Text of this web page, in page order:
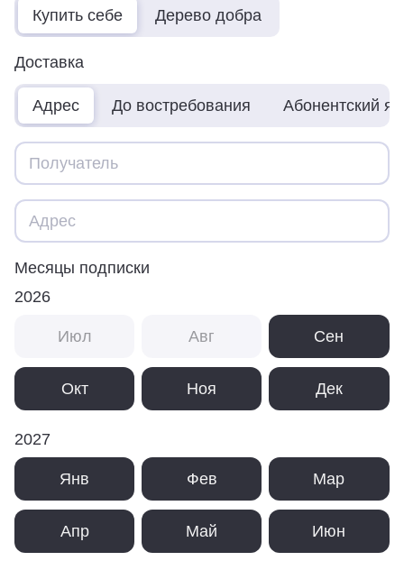
Купить себе Дерево добра
Доставка
Адрес До востребования Абонентский
Месяцы подписки
2026
Июл Авг Сен
Окт Ноя Дек
2027
Янв Фев Мар
Апр Май Июн